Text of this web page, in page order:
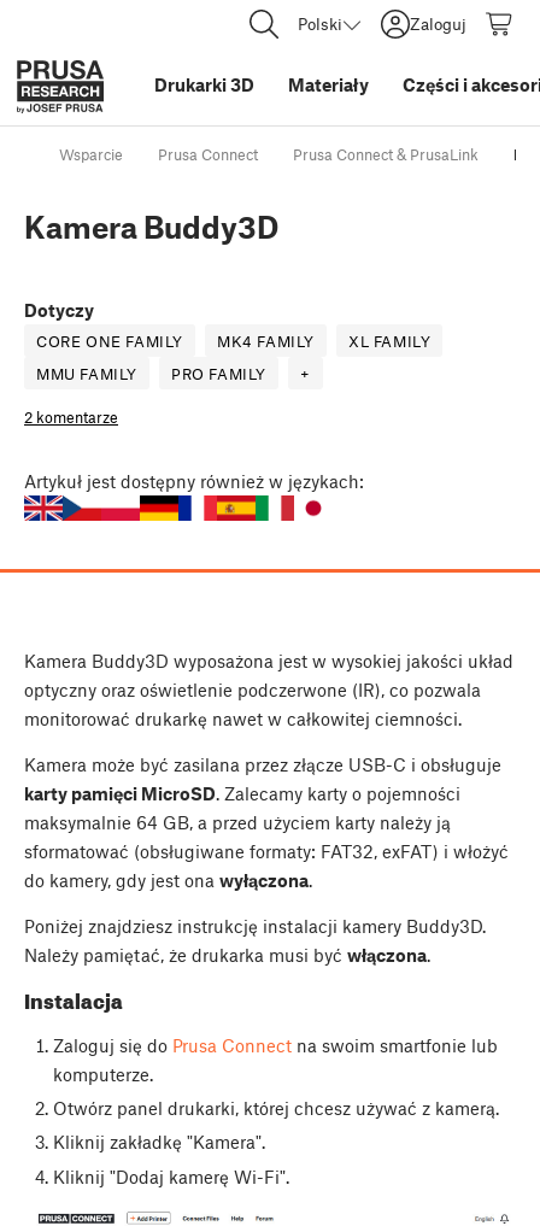
Polski Zaloguj
Drukarki 3D Materiały Części i
Wsparcie Prusa Connect Prusa Connect & PrusaLink
Kamera Buddy3D
Dotyczy
CORE ONE FAMILY MK4 FAMILY
XL FAMILY
MMU FAMILY
PRO FAMILY +
2 komentarze
Artykuł jest dostępny również w językach:
Kamera Buddy3D wyposażona jest w wysokiej jakości układ
optyczny oraz oświetlenie podczerwone (IR), co pozwala
monitorować drukarkę nawet w całkowitej ciemności.
Kamera może być zasilana przez złącze USB-C i obsługuje
karty pamięci MicroSD. Zalecamy karty o pojemności
maksymalnie 64 GB, a przed użyciem karty należy ją
sformatować (obsługiwane formaty: FAT32, exFAT) i włożyć
do kamery, gdy jest ona wyłączona.
Poniżej znajdziesz instrukcję instalacji kamery Buddy3D.
Należy pamiętać, że drukarka musi być włączona.
Instalacja
Zaloguj się do Prusa Connectna swoim smartfonie lub
komputerze.
Otwórz panel drukarki, której chcesz używać z kamerą.
Kliknij zakładkę "Kamera".
Kliknij "Dodaj kamerę Wi-Fi".